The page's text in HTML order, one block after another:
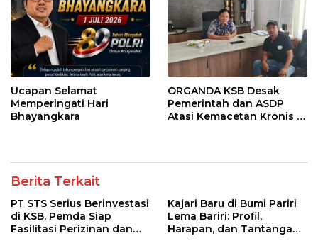
Ucapan Selamat
Memperingati Hari
Bhayangkara
ORGANDA KSB Desak
Pemerintah dan ASDP
Atasi Kemacetan Kronis di
Berita Terkait
PT STS Serius Berinvestasi
di KSB, Pemda Siap
Fasilitasi Perizinan dan
Kajari Baru di Bumi Pariri
Lema Bariri: Profil,
Harapan, dan Tantangan